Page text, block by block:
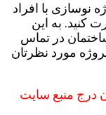
نوسازی با افراد
به این
در تماس
مورد نظرتان
درج منبع سایت